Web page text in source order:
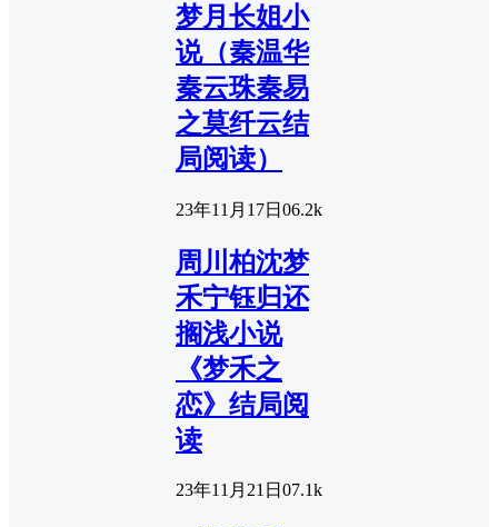
梦月长姐小
说（秦温华
秦云珠秦易
之莫纤云结
局阅读）
23年11月17日 06.2k
周川柏沈梦
禾宁钰归还
搁浅小说
《梦禾之
恋》结局阅
读
23年11月21日 07.1k